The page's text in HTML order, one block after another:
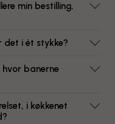
min bestilling,
det i ét stykke?
banerne
i køkkenet